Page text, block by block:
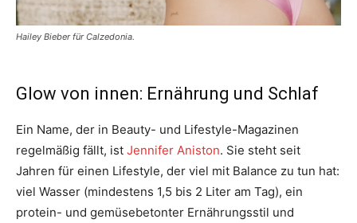
Hailey Bieber für Calzedonia.
Glow von innen: Ernährung und Schlaf
Ein Name, der in Beauty- und Lifestyle-Magazinen
regelmäßig fällt, ist Jennifer Aniston. Sie steht seit
Jahren für einen Lifestyle, der viel mit Balance zu tun hat:
viel Wasser (mindestens 1,5 bis 2 Liter am Tag), ein
protein- und gemüsebetonter Ernährungsstil und